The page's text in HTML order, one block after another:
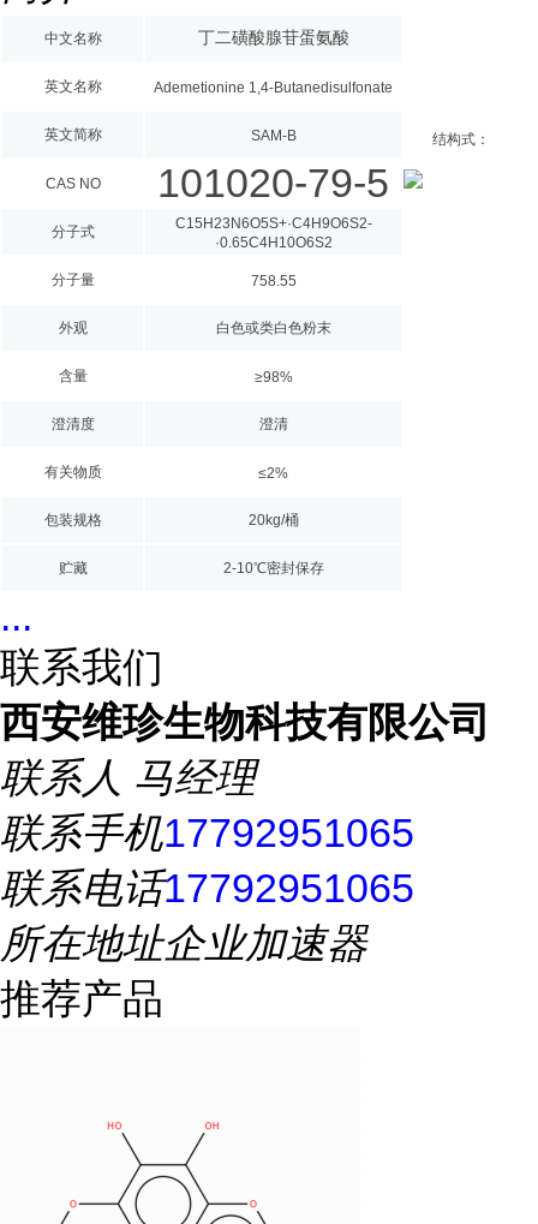
中文名称 丁二磺酸腺苷蛋氨酸
结构式：
英文名称 Ademetionine 1,4-Butanedisulfonate
英文简称 SAM-B
CAS NO 101020-79-5
分子式 C15 H23 N6O5S+·C4H9O6S2-
·0.65C4H 10O6S2
分子量 758.55
外观 白色或类白色粉末
含量 ≥98%
澄清度 澄清
有关物质 ≤2%
包装规格 20kg/桶
贮藏 2-10℃密封保存
...
联系我们
西安维珍生物科技有限公司
联系人 马经理
联系手机17792951065
联系电话17792951065
所在地址企业加速器
推荐产品